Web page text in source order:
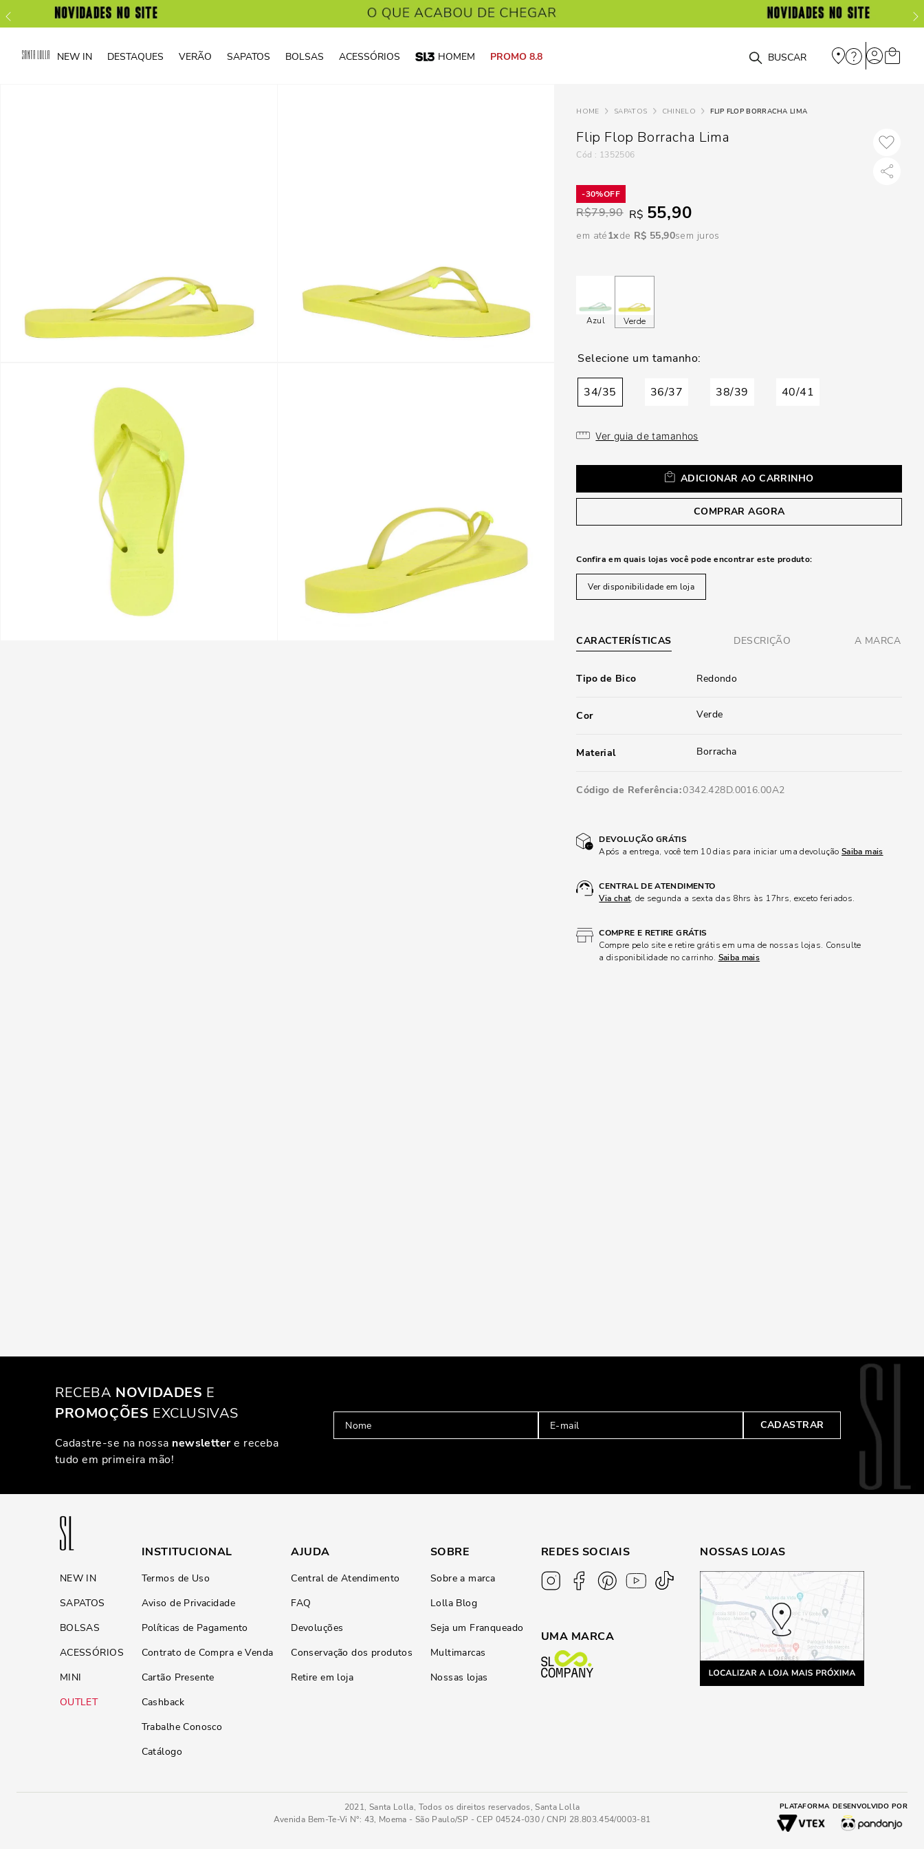
NEW IN DESTAQUES VERÃO SAPATOS BOLSAS ACESSÓRIOS HOMEM PROMO 8.8 O que você está procurando?
SAPATOS CHINELO FLIP FLOP BORRACHA LIMA
Flip Flop Borracha Lima
: 1352506
30%
R$79,90 R$ 55,90
em até1 R$ 55,90sem juros
Azul Verde
34/35 36/37 38/39 40/41
Ver guia de tamanhos
ADICIONAR AO CARRINHO
COMPRAR AGORA
Confira em quais lojas você pode encontrar este produto:
Ver disponibilidade em loja
CARACTERÍSTICAS DESCRIÇÃO A MARCA
Tipo de Bico Redondo
Cor Verde
Material Borracha
Código de Referência 0342.428D.0016.00A2
DEVOLUÇÃO GRÁTIS
Após a entrega, você tem 10 dias para iniciar uma devolução Saiba mais
CENTRAL DE ATENDIMENTO
Via chat, de segunda a sexta das 8hrs às 17hrs, exceto feriados.
COMPRE E RETIRE GRÁTIS
Compre pelo site e retire grátis em uma de nossas lojas. Consulte
a disponibilidade no carrinho. Saiba mais
RECEBA NOVIDADES E
PROMOÇÕES EXCLUSIVAS
Cadastre-se na nossa newslettere receba
tudo em primeira mão!
CADASTRAR
NEW IN
SAPATOS
BOLSAS
ACESSÓRIOS
MINI
OUTLET
INSTITUCIONAL
Termos de Uso
Aviso de Privacidade
Políticas de Pagamento
Contrato de Compra e Venda
Cartão Presente
Cashback
Trabalhe Conosco
Catálogo
AJUDA
Central de Atendimento
FAQ
Devoluções
Conservação dos produtos
Retire em loja
SOBRE
Sobre a marca
Lolla Blog
Seja um Franqueado
Multimarcas
Nossas lojas
REDES SOCIAIS
UMA MARCA
NOSSAS LOJAS
2021, Santa Lolla, Todos os direitos reservados, Santa Lolla
Avenida Bem-Te-Vi N°: 43, Moema - São Paulo/SP - CEP 04524-030 / CNPJ 28.803.454/0003-81
PLATAFORMA DESENVOLVIDO POR